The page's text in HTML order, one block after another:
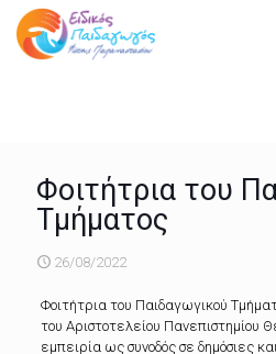
Φοιτήτρια του
Τμήματος
26/08/2022
Φοιτήτρια του Παιδαγωγικού
του Αριστοτελείου Πανεπιστημίου
εμπειρία ως συνοδός σε δημόσιες